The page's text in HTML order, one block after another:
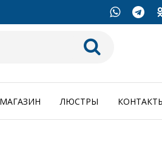
МАГАЗИН ЛЮСТРЫ